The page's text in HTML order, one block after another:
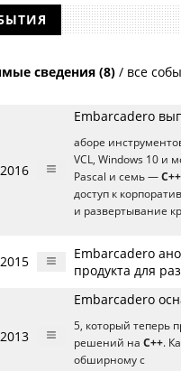
сведения (8) / все
Embarcadero
аборе
VCL, Windows 10 и
Pascal и семь — C++
доступ к
и развертывание
Embarcadero
продукта для
Embarcadero
5, который теперь
решений на C++.
обширному с